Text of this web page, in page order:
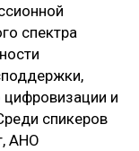
спектра
цифровизации и
спикеров
АНО